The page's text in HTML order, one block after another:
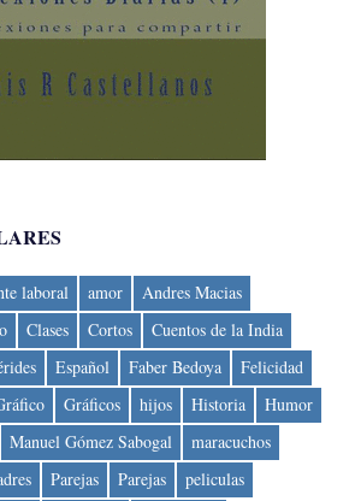
laboral amor
Andres Macias
Clases Cortos
Cuentos de la India
Español Faber Bedoya
Felicidad
Gráficos hijos Historia
Humor
Manuel Gómez Sabogal
maracuchos
Parejas Parejas
peliculas